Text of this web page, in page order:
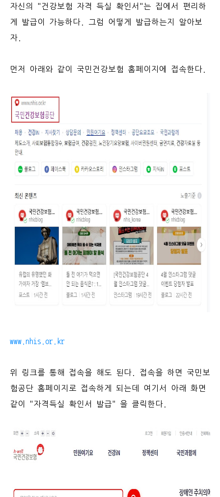
자신의 "건강보험 자격 득실 확인서"는 집에서 편리하
게 발급이 가능하다. 그럼 어떻게 발급하는지 알아보
자.
먼저 아래와 같이 국민건강보험 홈페이지에 접속한다.
www.nhis.or.kr
위 링크를 통해 접속을 해도 된다. 접속을 하면 국민보
험공단 홈페이지로 접속하게 되는데 여기서 아래 화면
같이 "자격득실 확인서 발급" 을 클릭한다.